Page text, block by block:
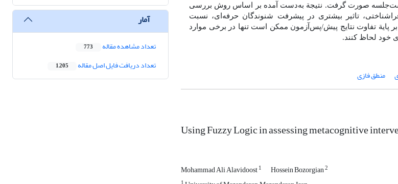
در هشت‌جلسه صورت گرفت. نتیجة به‌دست آمده بر اساس روش بررسی
تاثیر بیشتری در پیشرفت شنوندگان حرفه‌ای، نسبت
پایة تفاوت نتایج پیش/پس‌آزمون ممکن است تنها در برخی موارد
خود لحاظ کنند.
منطق فازی
Using Fuzzy Logic in assessing metacognitive
Mohammad Ali Alavidoost1 Hossein Bozorgian2
آمار
تعداد مشاهده مقاله 773
تعداد دریافت فایل اصل مقاله 1,205